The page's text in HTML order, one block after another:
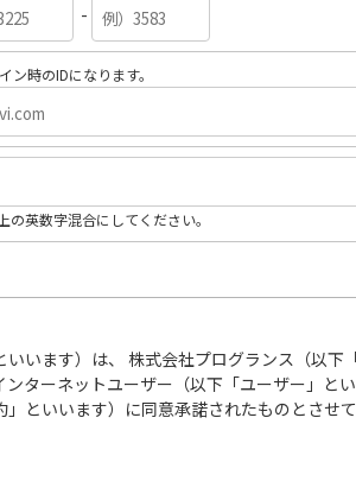
-
ン時のIDになります。
英数字混合にしてください。
います）は、 株式会社プログランス（以下
ターネットユーザー（以下「ユーザー」と
といいます）に同意承諾されたものとさせ